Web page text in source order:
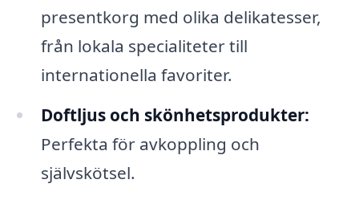
presentkorg med olika delikatesser,
från lokala specialiteter till
internationella favoriter.
Doftljus och skönhetsprodukter:
Perfekta för avkoppling och
självskötsel.